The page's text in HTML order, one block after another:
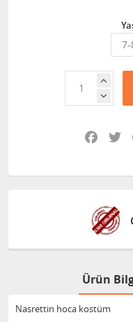
Ürün
Nasrettin hoca kostüm